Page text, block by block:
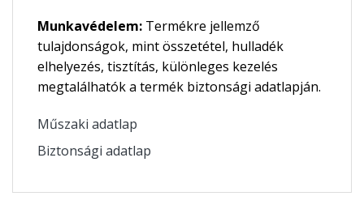
Munkavédelem: Termékre jellemző
tulajdonságok, mint összetétel, hulladék
elhelyezés, tisztítás, különleges kezelés
megtalálhatók a termék biztonsági adatlapján.
Műszaki adatlap
Biztonsági adatlap